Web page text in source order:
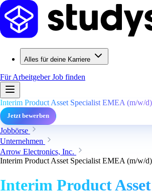
Alles für deine Karriere
Für ArbeitgeberJob finden
Interim Product Asset Specialist EMEA (m/w/d)
Jetzt bewerben
Jobbörse
Unternehmen
Arrow Electronics, Inc.
Interim Product Asset Specialist EMEA (m/w/d)
Interim Product